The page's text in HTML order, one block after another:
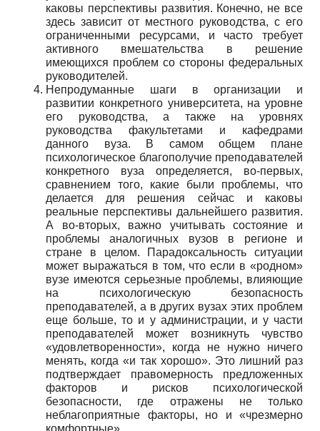
каковы перспективы развития. Конечно, не все
здесь зависит от местного руководства, с его
ограниченными ресурсами, и часто требует
активного вмешательства в решение
имеющихся проблем со стороны федеральных
руководителей.
Непродуманные шаги в организации и
развитии конкретного университета, на уровне
его руководства, а также на уровнях
руководства факультетами и кафедрами
данного вуза. В самом общем плане
психологическое благополучие преподавателей
конкретного вуза определяется, во-первых,
сравнением того, какие были проблемы, что
делается для решения сейчас и каковы
реальные перспективы дальнейшего развития.
А во-вторых, важно учитывать состояние и
проблемы аналогичных вузов в регионе и
стране в целом. Парадоксальность ситуации
может выражаться в том, что если в «родном»
вузе имеются серьезные проблемы, влияющие
на психологическую безопасность
преподавателей, а в других вузах этих проблем
еще больше, то и у администрации, и у части
преподавателей может возникнуть чувство
«удовлетворенности», когда не нужно ничего
менять, когда «и так хорошо». Это лишний раз
подтверждает правомерность предложенных
факторов и рисков психологической
безопасности, где отражены не только
неблагоприятные факторы, но и «чрезмерно
комфортные».